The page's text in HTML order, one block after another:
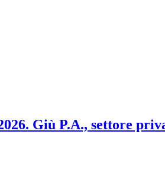
Giù P.A., settore